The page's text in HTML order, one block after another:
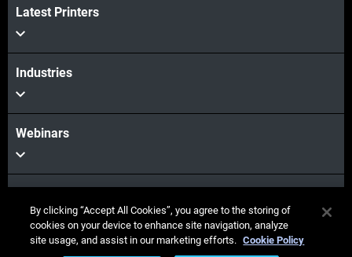
Latest Printers
Industries
Webinars
By clicking “Accept All Cookies”, you agree to the storing of
cookies on your device to enhance site navigation, analyze
site usage, and assist in our marketing efforts. Cookie Policy